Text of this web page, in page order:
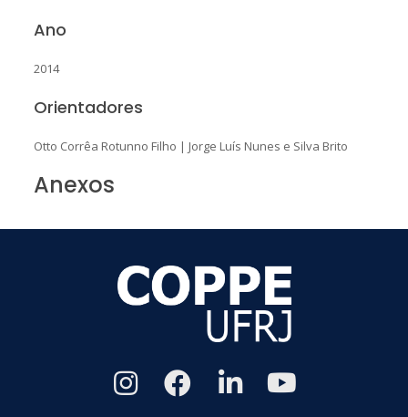
Ano
2014
Orientadores
Otto Corrêa Rotunno Filho | Jorge Luís Nunes e Silva Brito
Anexos